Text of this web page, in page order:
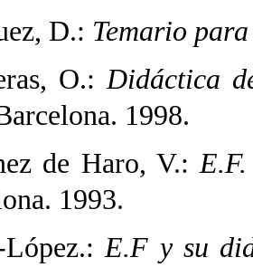
D.: Temario
O.:Didáctica
1998.
de Haro, V.:
1993.
López.:E.F y su